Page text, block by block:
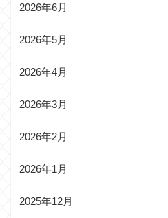
2026年6月
2026年5月
2026年4月
2026年3月
2026年2月
2026年1月
2025年12月